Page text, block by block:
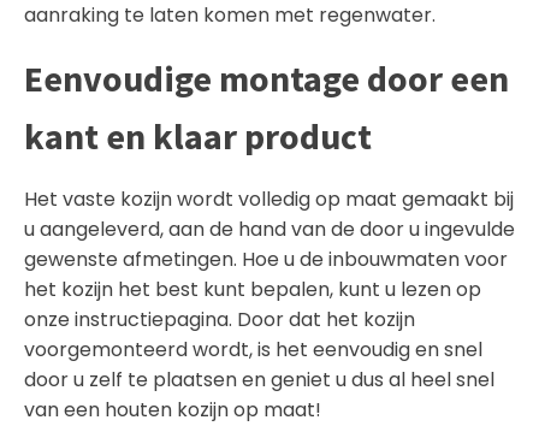
aanraking te laten komen met regenwater.
Eenvoudige montage door een
kant en klaar product
Het vaste kozijn wordt volledig op maat gemaakt bij
u aangeleverd, aan de hand van de door u ingevulde
gewenste afmetingen. Hoe u de inbouwmaten voor
het kozijn het best kunt bepalen, kunt u lezen op
onze instructiepagina. Door dat het kozijn
voorgemonteerd wordt, is het eenvoudig en snel
door u zelf te plaatsen en geniet u dus al heel snel
van een houten kozijn op maat!